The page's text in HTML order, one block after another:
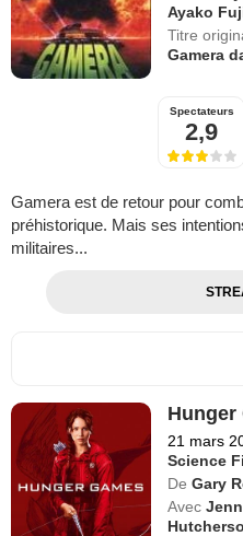
Ayako
Titre
Gamera
Spectateurs
2,9
Gamera est de retour pour
préhistorique. Mais ses
militaires...
Hunger
21 mars
Science
De Gary
Avec